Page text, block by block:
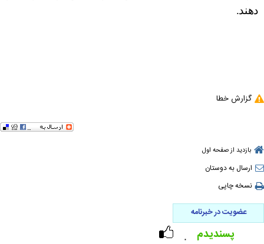
دهند.
گزارش خطا
بازدید از صفحه اول
ارسال به دوستان
نسخه چاپی
عضویت در خبرنامه
۰ پسندیدم